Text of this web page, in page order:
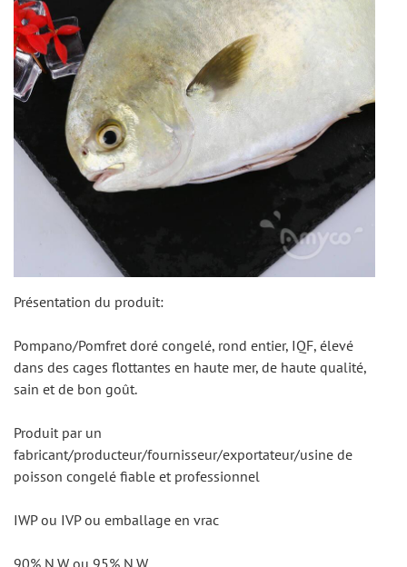
Présentation du produit:
Pompano/Pomfret doré congelé, rond entier, IQF, élevé
dans des cages flottantes en haute mer, de haute qualité,
sain et de bon goût.
Produit par un
fabricant/producteur/fournisseur/exportateur/usine de
poisson congelé fiable et professionnel
IWP ou IVP ou emballage en vrac
90% N.W ou 95% N.W